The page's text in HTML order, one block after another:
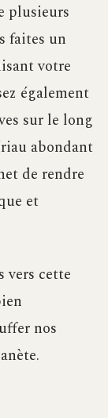
plusieurs
faites un
votre
également
sur le long
abondant
de rendre
et
vers cette
nos